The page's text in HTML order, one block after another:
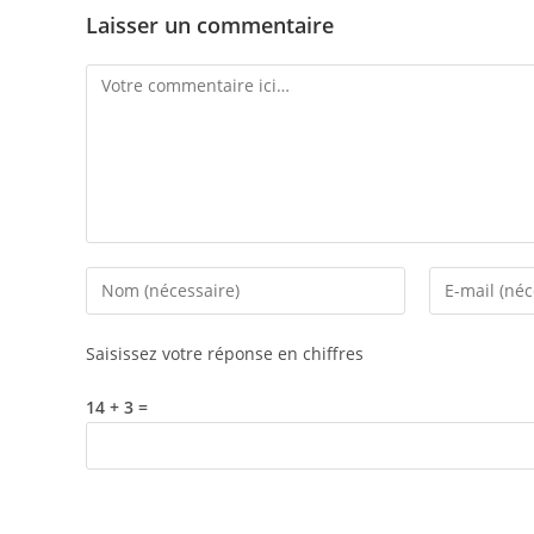
Laisser un commentaire
Comment
Enter
your
username
to
Enter
your
comment
Saisissez votre réponse en chiffres
14 + 3 =